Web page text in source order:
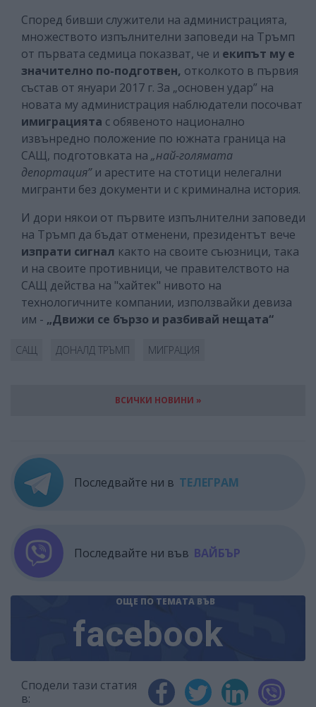
Според бивши служители на администрацията,
множеството изпълнителни заповеди на Тръмп
от първата седмица показват, че и екипът му е
значително по-подготвен, отколкото в първия
състав от януари 2017 г. За „основен удар” на
новата му администрация наблюдатели посочват
имиграцията с обявеното национално
извънредно положение по южната граница на
САЩ, подготовката на „най-голямата
депортация”и арестите на стотици нелегални
мигранти без документи и с криминална история.
И дори някои от първите изпълнителни заповеди
на Тръмп да бъдат отменени, президентът вече
изпрати сигнал както на своите съюзници, така
и на своите противници, че правителството на
САЩ действа на "хайтек" нивото на
технологичните компании, използвайки девиза
им - „Движи се бързо и разбивай нещата“
САЩ ДОНАЛД ТРЪМП МИГРАЦИЯ
ВСИЧКИ НОВИНИ »
Последвайте ни в ТЕЛЕГРАМ
Последвайте ни във ВАЙБЪР
ОЩЕ ПО ТЕМАТА ВЪВ
facebook
Сподели тази статия
в: